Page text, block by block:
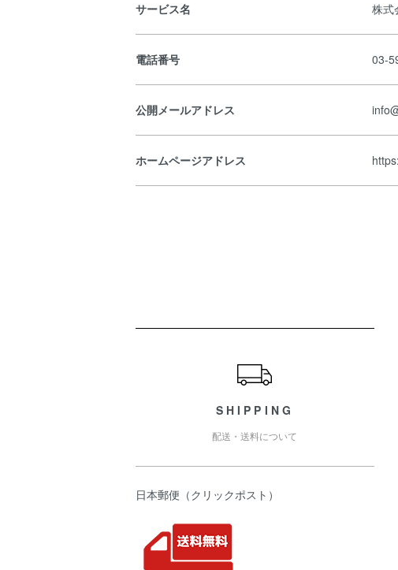
サービス名 株式
電話番号 03-
公開メールアドレス
ホームページアドレス
SHIPPING
配送・送料について
日本郵便（クリックポスト）